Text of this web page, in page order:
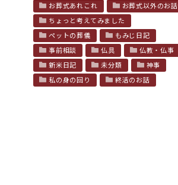
お葬式あれこれ
お葬式以外のお話
ちょっと考えてみました
ペットの葬儀
もみじ日記
事前相談
仏具
仏教・仏事
新米日記
未分類
神事
私の身の回り
終活のお話